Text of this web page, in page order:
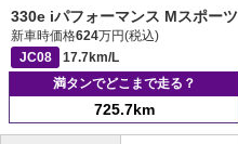
330e iパフォーマンス Mスポーツ
新車時価格624万円(税込)
JC08
17.7km/L
満タンでどこまで走る？
725.7km